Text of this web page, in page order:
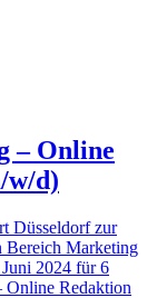
– Online
w/d)
Düsseldorf zur
Bereich Marketing
2024 für 6
Online Redaktion